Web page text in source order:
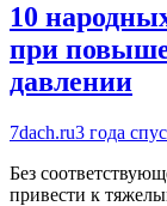
10
при
давлении
7dach.ru3 года
Без
привести к